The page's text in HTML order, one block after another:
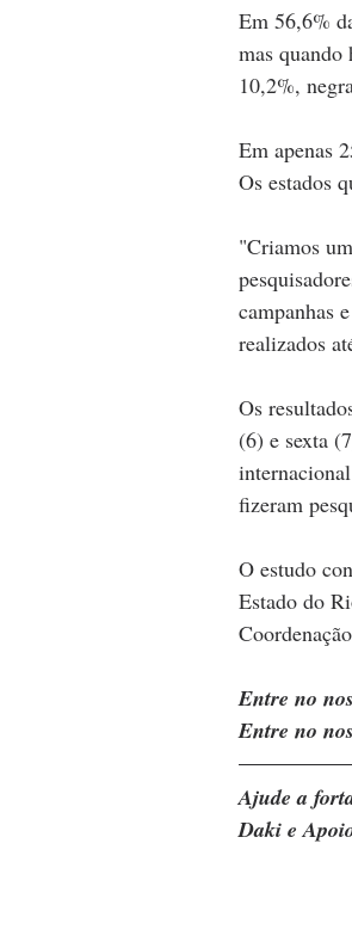
Em 56,6%
mas quando
10,2%,
Em apenas
Os estados
"Criamos
campanhas
realizados
Os
(6) e sexta
fizeram
O estudo
Estado do
Entre no
Entre no
Ajude a
Daki e